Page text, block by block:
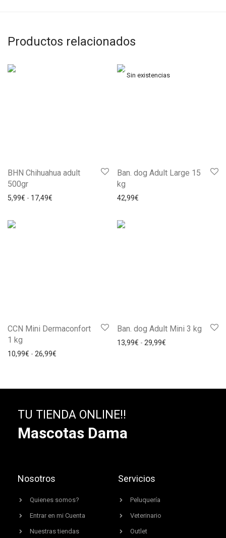
Productos relacionados
BHN Chihuahua adult
500gr
5,99€ - 17,49€
Ban. dog Adult Large 15
kg
42,99€
CCN Mini Dermaconfort
1 kg
10,99€ - 26,99€
Ban. dog Adult Mini 3 kg
13,99€ - 29,99€
TU TIENDA ONLINE!!
Mascotas Dama
Nosotros
Quienes somos?
Entrar en mi Cuenta
Nuestras tiendas
Servicios
Peluquería
Veterinario
Outlet